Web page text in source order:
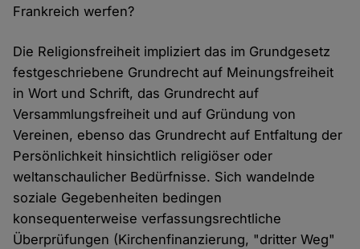
Frankreich werfen?
Die Religionsfreiheit impliziert das im Grundgesetz
festgeschriebene Grundrecht auf Meinungsfreiheit
in Wort und Schrift, das Grundrecht auf
Versammlungsfreiheit und auf Gründung von
Vereinen, ebenso das Grundrecht auf Entfaltung der
Persönlichkeit hinsichtlich religiöser oder
weltanschaulicher Bedürfnisse. Sich wandelnde
soziale Gegebenheiten bedingen
konsequenterweise verfassungsrechtliche
Überprüfungen (Kirchenfinanzierung, "dritter Weg"